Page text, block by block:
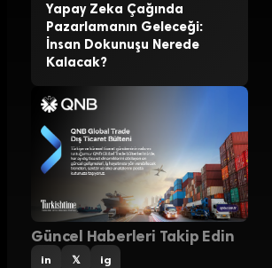
Yapay Zeka Çağında
Pazarlamanın Geleceği:
İnsan Dokunuşu Nerede
Kalacak?
Güncel Haberleri Takip Edin
in 𝕏 ig